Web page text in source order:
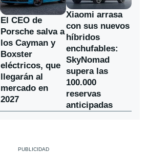
El CEO de
Porsche salva a
los Cayman y
Boxster
eléctricos, que
llegarán al
mercado en
2027
Xiaomi arrasa
con sus nuevos
híbridos
enchufables:
SkyNomad
supera las
100.000
reservas
anticipadas